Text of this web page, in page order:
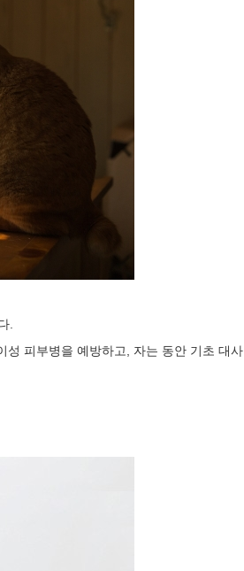
다.
성 피부병을 예방하고, 자는 동안 기초 대사
다]